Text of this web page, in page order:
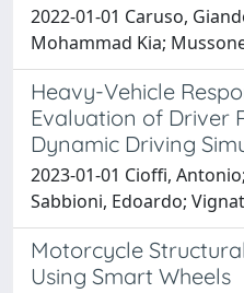
2022-01-01 Caruso,
Mohammad Kia;
Heavy-Vehicle
Evaluation of Driver
Dynamic Driving
2023-01-01 Cioffi,
Sabbioni, Edoardo;
Motorcycle
Using Smart Wheels